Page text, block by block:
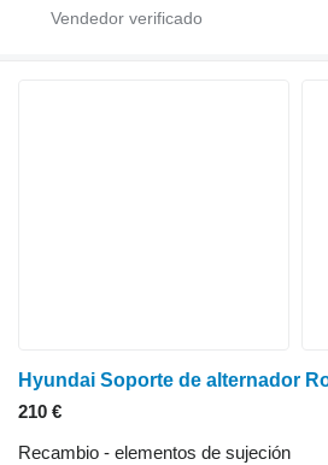
210 €
Recambio - elementos de sujeción